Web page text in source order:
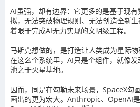
AI虽强，却有边界：它更多的是基于现
拟，无法突破物理规则、无法创造全新
着眼于完成AI无力实现的文明级工程。
马斯克想做的，是打造让人类成为星际物
在这么个系统里，AI只是个组件，就像
池之于火星基地。
因而，同是在勾勒未来场景，SpaceX勾
画出的更为宏大。Anthropic、OpenAI是